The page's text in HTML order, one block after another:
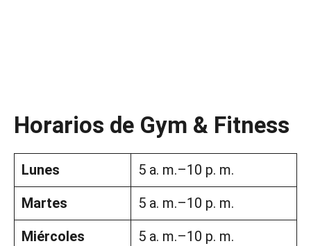
Horarios de Gym & Fitness
Lunes
5 a. m.–10 p. m.
Martes
5 a. m.–10 p. m.
Miércoles
5 a. m.–10 p. m.